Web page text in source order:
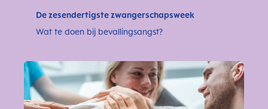
De zesendertigste zwangerschapsweek
Wat te doen bij bevallingsangst?